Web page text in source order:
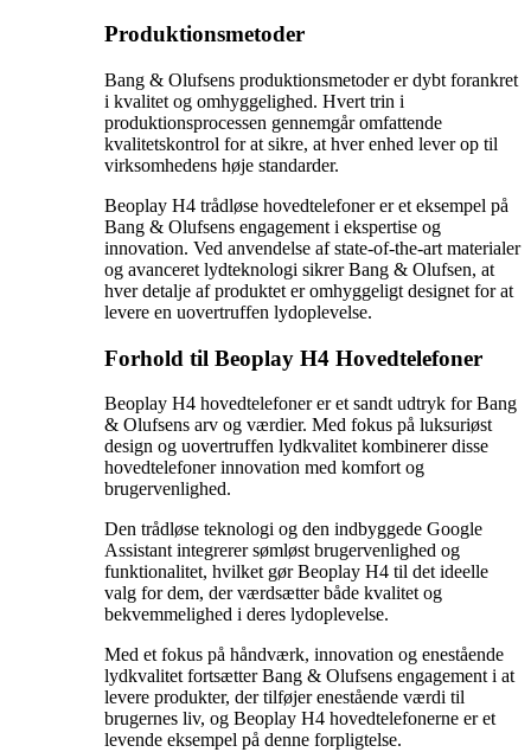
Produktionsmetoder
Bang & Olufsens produktionsmetoder er dybt forankret
i kvalitet og omhyggelighed. Hvert trin i
produktionsprocessen gennemgår omfattende
kvalitetskontrol for at sikre, at hver enhed lever op til
virksomhedens høje standarder.
Beoplay H4 trådløse hovedtelefoner er et eksempel på
Bang & Olufsens engagement i ekspertise og
innovation. Ved anvendelse af state-of-the-art materialer
og avanceret lydteknologi sikrer Bang & Olufsen, at
hver detalje af produktet er omhyggeligt designet for at
levere en uovertruffen lydoplevelse.
Forhold til Beoplay H4 Hovedtelefoner
Beoplay H4 hovedtelefoner er et sandt udtryk for Bang
& Olufsens arv og værdier. Med fokus på luksuriøst
design og uovertruffen lydkvalitet kombinerer disse
hovedtelefoner innovation med komfort og
brugervenlighed.
Den trådløse teknologi og den indbyggede Google
Assistant integrerer sømløst brugervenlighed og
funktionalitet, hvilket gør Beoplay H4 til det ideelle
valg for dem, der værdsætter både kvalitet og
bekvemmelighed i deres lydoplevelse.
Med et fokus på håndværk, innovation og enestående
lydkvalitet fortsætter Bang & Olufsens engagement i at
levere produkter, der tilføjer enestående værdi til
brugernes liv, og Beoplay H4 hovedtelefonerne er et
levende eksempel på denne forpligtelse.